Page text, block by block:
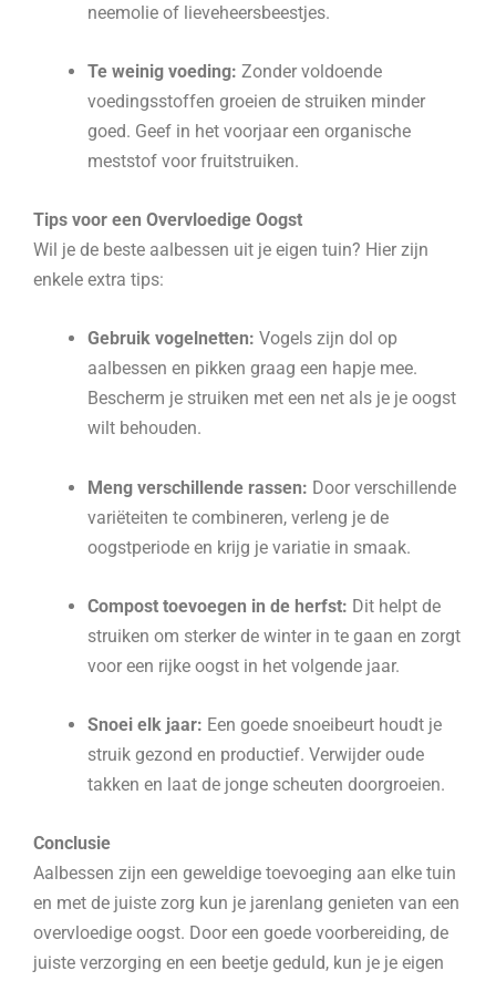
neemolie of lieveheersbeestjes.
Te weinig voeding: Zonder voldoende
voedingsstoffen groeien de struiken minder
goed. Geef in het voorjaar een organische
meststof voor fruitstruiken.
Tips voor een Overvloedige Oogst
Wil je de beste aalbessen uit je eigen tuin? Hier zijn
enkele extra tips:
Gebruik vogelnetten: Vogels zijn dol op
aalbessen en pikken graag een hapje mee.
Bescherm je struiken met een net als je je oogst
wilt behouden.
Meng verschillende rassen: Door verschillende
variëteiten te combineren, verleng je de
oogstperiode en krijg je variatie in smaak.
Compost toevoegen in de herfst: Dit helpt de
struiken om sterker de winter in te gaan en zorgt
voor een rijke oogst in het volgende jaar.
Snoei elk jaar: Een goede snoeibeurt houdt je
struik gezond en productief. Verwijder oude
takken en laat de jonge scheuten doorgroeien.
Conclusie
Aalbessen zijn een geweldige toevoeging aan elke tuin
en met de juiste zorg kun je jarenlang genieten van een
overvloedige oogst. Door een goede voorbereiding, de
juiste verzorging en een beetje geduld, kun je je eigen